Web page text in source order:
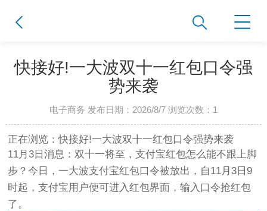
快接好!一大波双十一红包口令强
势来袭
电子商务 发布日期：2026/8/7 浏览次数： 1
正在浏览：快接好!一大波双十一红包口令强势来袭
11月3日消息：双十一将至，支付宝红包怎么能不跟上脚
步？今日，一大波支付宝红包口令被放出，自11月3日9
时起，支付宝用户便可进入红包界面，输入口令抢红包
了。